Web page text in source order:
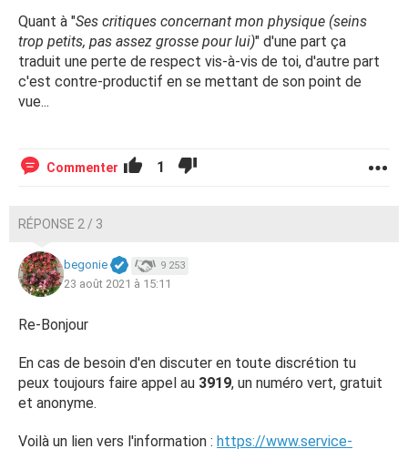
Quant à "Ses critiques concernant mon physique (seins
trop petits, pas assez grosse pour lui)" d'une part ça
traduit une perte de respect vis-à-vis de toi, d'autre part
c'est contre-productif en se mettant de son point de
vue...
Commenter 1
RÉPONSE 2 / 3
begonie 9 253
23 août 2021 à 15:11
Re-Bonjour
En cas de besoin d'en discuter en toute discrétion tu
peux toujours faire appel au 3919, un numéro vert, gratuit
et anonyme.
Voilà un lien vers l'information : https://www.service-